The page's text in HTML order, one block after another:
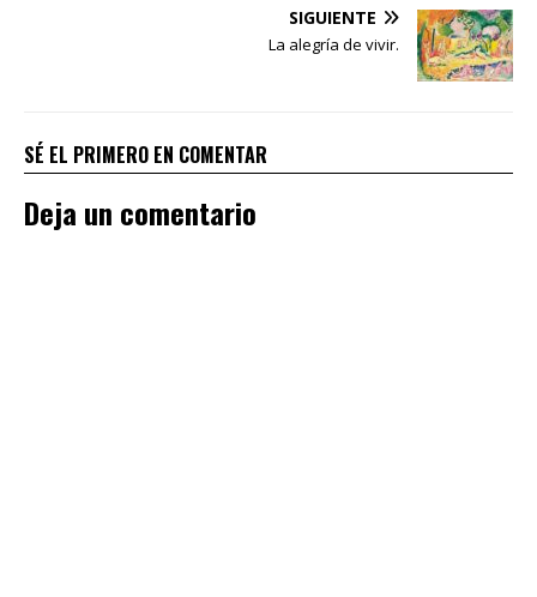
SIGUIENTE
La alegría de vivir.
SÉ EL PRIMERO EN COMENTAR
Deja un comentario